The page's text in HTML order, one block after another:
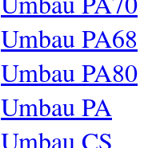
Umbau PA68
Umbau PA80
Umbau PA
Umbau CS